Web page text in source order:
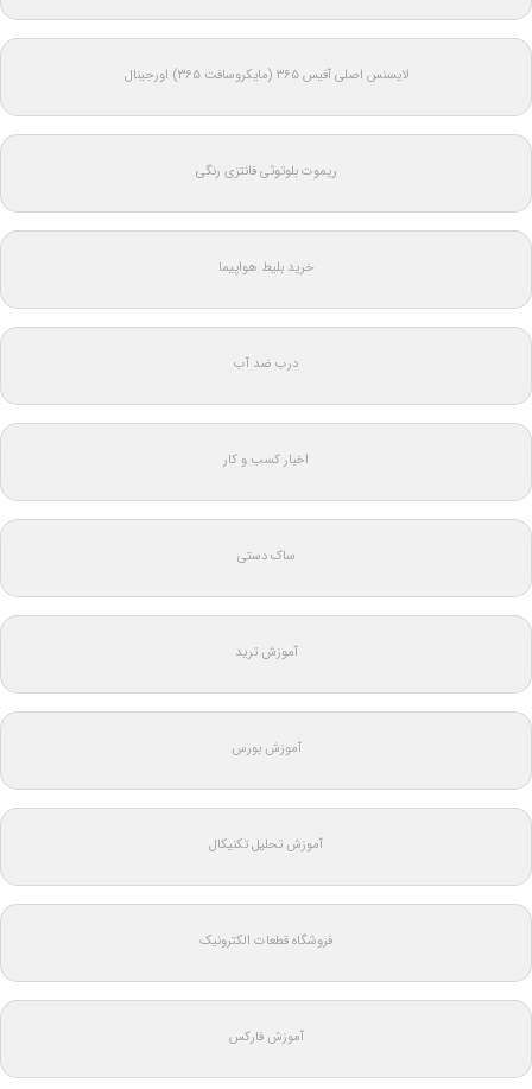
لایسنس اصلی آفیس ۳۶۵ (مایکروسافت ۳۶۵) اورجینال
ریموت بلوتوثی فانتزی رنگی
خرید بلیط هواپیما
درب ضد آب
اخبار کسب و کار
ساک دستی
آموزش ترید
آموزش بورس
آموزش تحلیل تکنیکال
فروشگاه قطعات الکترونیک
آموزش فارکس